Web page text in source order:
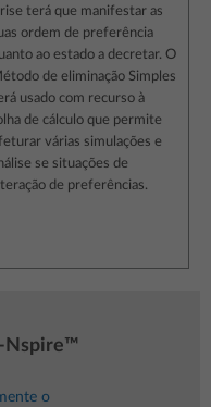
terá que manifestar as
ordem de preferência
ao estado a decretar. O
de eliminação Simples
usado com recurso à
de cálculo que permite
várias simulações e
se situações de
de preferências.
Nspire™
o